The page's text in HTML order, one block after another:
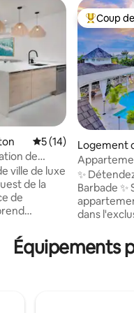
Évaluation moyenne
5 (14)
de
ville de luxe
de la
de
et un
aux
Coups de
Coup
Logement
chambres
✨
Barbade ✨
dans
crête avec
clubhouse
Équipements